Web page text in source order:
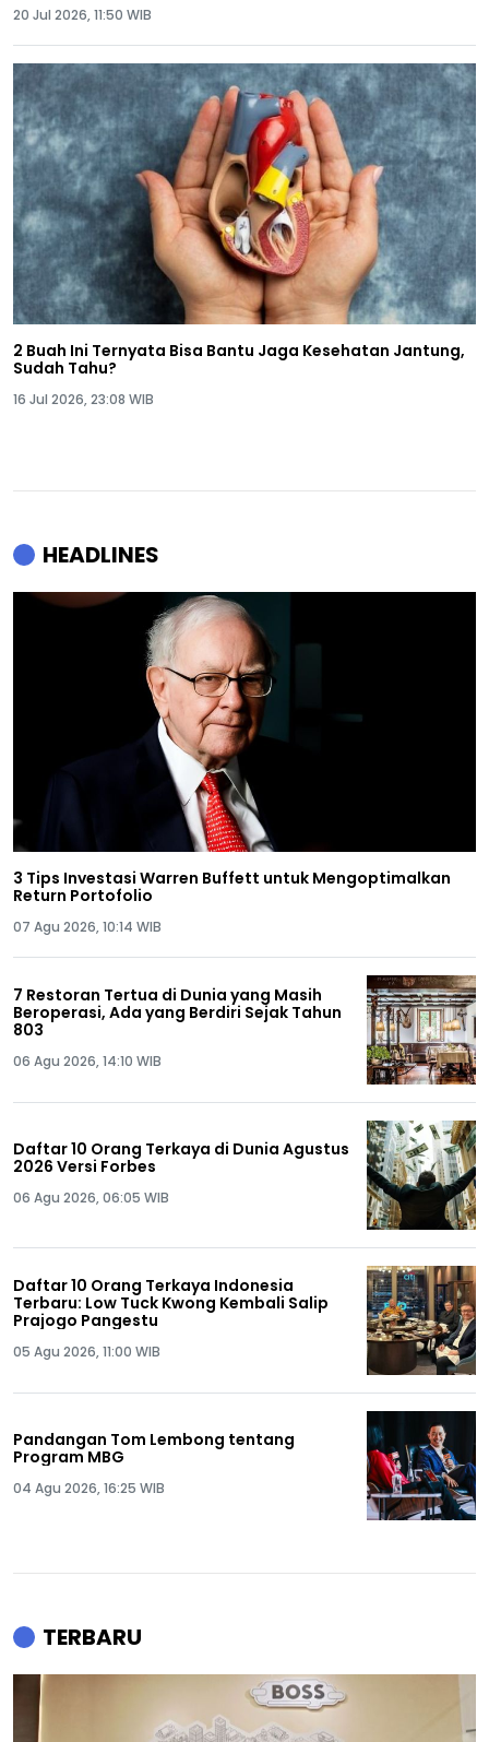
20 Jul 2026, 11:50 WIB
2 Buah Ini Ternyata Bisa Bantu Jaga Kesehatan Jantung,
Sudah Tahu?
16 Jul 2026, 23:08 WIB
HEADLINES
3 Tips Investasi Warren Buffett untuk Mengoptimalkan
Return Portofolio
07 Agu 2026, 10:14 WIB
7 Restoran Tertua di Dunia yang Masih
Beroperasi, Ada yang Berdiri Sejak Tahun
803
06 Agu 2026, 14:10 WIB
Daftar 10 Orang Terkaya di Dunia Agustus
2026 Versi Forbes
06 Agu 2026, 06:05 WIB
Daftar 10 Orang Terkaya Indonesia
Terbaru: Low Tuck Kwong Kembali Salip
Prajogo Pangestu
05 Agu 2026, 11:00 WIB
Pandangan Tom Lembong tentang
Program MBG
04 Agu 2026, 16:25 WIB
TERBARU